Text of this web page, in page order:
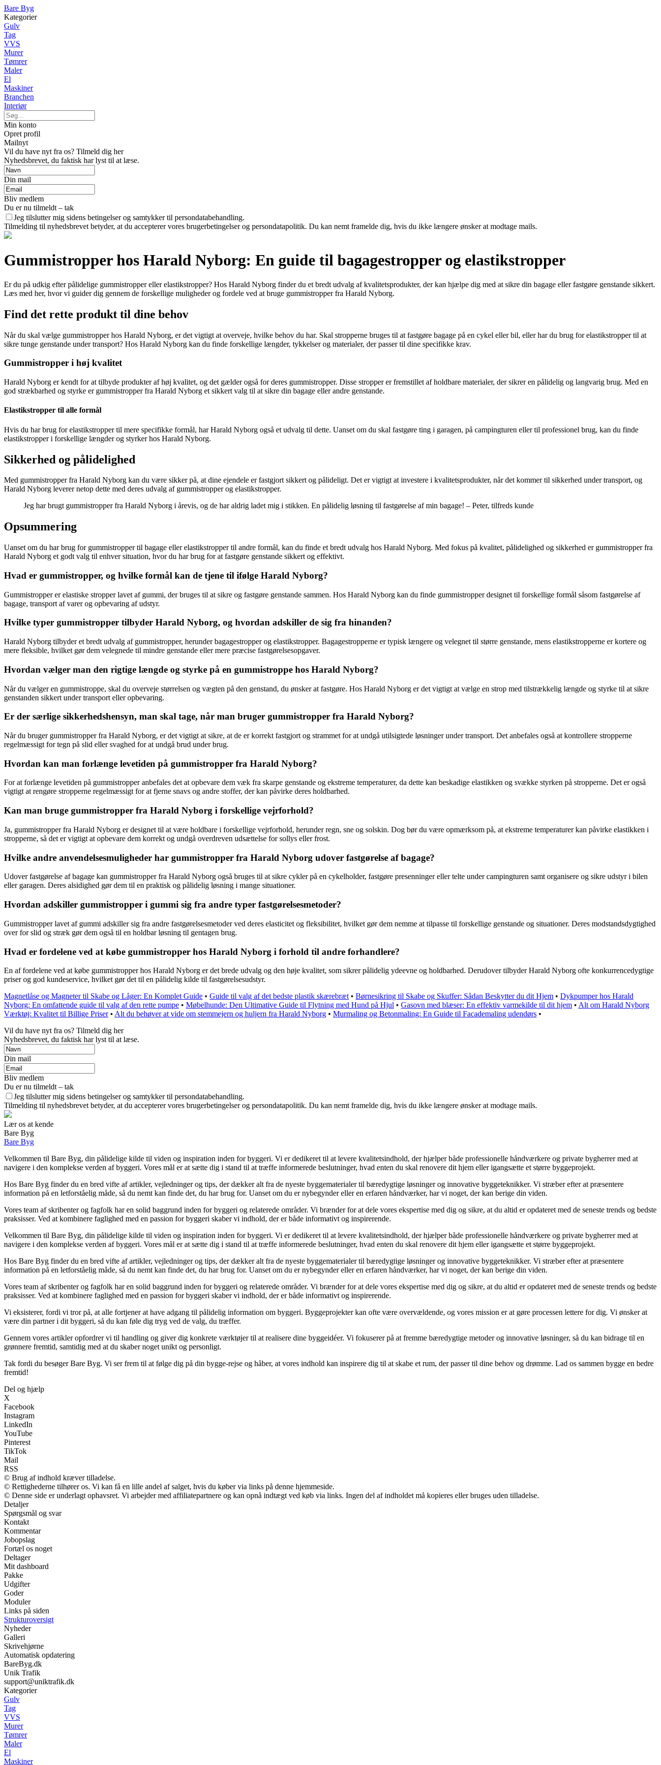
Bare Byg
Kategorier
Gulv
Tag
VVS
Murer
Tømrer
Maler
El
Maskiner
Branchen
Interiør
Min konto
Opret profil
Mailnyt
Vil du have nyt fra os? Tilmeld dig her
Nyhedsbrevet, du faktisk har lyst til at læse.
Din mail
Bliv medlem
Du er nu tilmeldt – tak
Jeg tilslutter mig sidens betingelser og samtykker til persondatabehandling.
Tilmelding til nyhedsbrevet betyder, at du accepterer vores brugerbetingelser og persondatapolitik. Du kan nemt framelde dig, hvis du ikke længere ønsker at modtage mails.
Gummistropper hos Harald Nyborg: En guide til bagagestropper og elastikstropper
Er du på udkig efter pålidelige gummistropper eller elastikstropper? Hos Harald Nyborg finder du et bredt udvalg af kvalitetsprodukter, der kan hjælpe dig med at sikre din bagage eller fastgøre genstande sikkert.
Læs med her, hvor vi guider dig gennem de forskellige muligheder og fordele ved at bruge gummistropper fra Harald Nyborg.
Find det rette produkt til dine behov
Når du skal vælge gummistropper hos Harald Nyborg, er det vigtigt at overveje, hvilke behov du har. Skal stropperne bruges til at fastgøre bagage på en cykel eller bil, eller har du brug for elastikstropper til at
sikre tunge genstande under transport? Hos Harald Nyborg kan du finde forskellige længder, tykkelser og materialer, der passer til dine specifikke krav.
Gummistropper i høj kvalitet
Harald Nyborg er kendt for at tilbyde produkter af høj kvalitet, og det gælder også for deres gummistropper. Disse stropper er fremstillet af holdbare materialer, der sikrer en pålidelig og langvarig brug. Med en
god strækbarhed og styrke er gummistropper fra Harald Nyborg et sikkert valg til at sikre din bagage eller andre genstande.
Elastikstropper til alle formål
Hvis du har brug for elastikstropper til mere specifikke formål, har Harald Nyborg også et udvalg til dette. Uanset om du skal fastgøre ting i garagen, på campingturen eller til professionel brug, kan du finde
elastikstropper i forskellige længder og styrker hos Harald Nyborg.
Sikkerhed og pålidelighed
Med gummistropper fra Harald Nyborg kan du være sikker på, at dine ejendele er fastgjort sikkert og pålideligt. Det er vigtigt at investere i kvalitetsprodukter, når det kommer til sikkerhed under transport, og
Harald Nyborg leverer netop dette med deres udvalg af gummistropper og elastikstropper.
Jeg har brugt gummistropper fra Harald Nyborg i årevis, og de har aldrig ladet mig i stikken. En pålidelig løsning til fastgørelse af min bagage! – Peter, tilfreds kunde
Opsummering
Uanset om du har brug for gummistropper til bagage eller elastikstropper til andre formål, kan du finde et bredt udvalg hos Harald Nyborg. Med fokus på kvalitet, pålidelighed og sikkerhed er gummistropper fra
Harald Nyborg et godt valg til enhver situation, hvor du har brug for at fastgøre genstande sikkert og effektivt.
Hvad er gummistropper, og hvilke formål kan de tjene til ifølge Harald Nyborg?
Gummistropper er elastiske stropper lavet af gummi, der bruges til at sikre og fastgøre genstande sammen. Hos Harald Nyborg kan du finde gummistropper designet til forskellige formål såsom fastgørelse af
bagage, transport af varer og opbevaring af udstyr.
Hvilke typer gummistropper tilbyder Harald Nyborg, og hvordan adskiller de sig fra hinanden?
Harald Nyborg tilbyder et bredt udvalg af gummistropper, herunder bagagestropper og elastikstropper. Bagagestropperne er typisk længere og velegnet til større genstande, mens elastikstropperne er kortere og
mere fleksible, hvilket gør dem velegnede til mindre genstande eller mere præcise fastgørelsesopgaver.
Hvordan vælger man den rigtige længde og styrke på en gummistroppe hos Harald Nyborg?
Når du vælger en gummistroppe, skal du overveje størrelsen og vægten på den genstand, du ønsker at fastgøre. Hos Harald Nyborg er det vigtigt at vælge en strop med tilstrækkelig længde og styrke til at sikre
genstanden sikkert under transport eller opbevaring.
Er der særlige sikkerhedshensyn, man skal tage, når man bruger gummistropper fra Harald Nyborg?
Når du bruger gummistropper fra Harald Nyborg, er det vigtigt at sikre, at de er korrekt fastgjort og strammet for at undgå utilsigtede løsninger under transport. Det anbefales også at kontrollere stropperne
regelmæssigt for tegn på slid eller svaghed for at undgå brud under brug.
Hvordan kan man forlænge levetiden på gummistropper fra Harald Nyborg?
For at forlænge levetiden på gummistropper anbefales det at opbevare dem væk fra skarpe genstande og ekstreme temperaturer, da dette kan beskadige elastikken og svække styrken på stropperne. Det er også
vigtigt at rengøre stropperne regelmæssigt for at fjerne snavs og andre stoffer, der kan påvirke deres holdbarhed.
Kan man bruge gummistropper fra Harald Nyborg i forskellige vejrforhold?
Ja, gummistropper fra Harald Nyborg er designet til at være holdbare i forskellige vejrforhold, herunder regn, sne og solskin. Dog bør du være opmærksom på, at ekstreme temperaturer kan påvirke elastikken i
stropperne, så det er vigtigt at opbevare dem korrekt og undgå overdreven udsættelse for sollys eller frost.
Hvilke andre anvendelsesmuligheder har gummistropper fra Harald Nyborg udover fastgørelse af bagage?
Udover fastgørelse af bagage kan gummistropper fra Harald Nyborg også bruges til at sikre cykler på en cykelholder, fastgøre presenninger eller telte under campingturen samt organisere og sikre udstyr i bilen
eller garagen. Deres alsidighed gør dem til en praktisk og pålidelig løsning i mange situationer.
Hvordan adskiller gummistropper i gummi sig fra andre typer fastgørelsesmetoder?
Gummistropper lavet af gummi adskiller sig fra andre fastgørelsesmetoder ved deres elasticitet og fleksibilitet, hvilket gør dem nemme at tilpasse til forskellige genstande og situationer. Deres modstandsdygtighed
over for slid og stræk gør dem også til en holdbar løsning til gentagen brug.
Hvad er fordelene ved at købe gummistropper hos Harald Nyborg i forhold til andre forhandlere?
En af fordelene ved at købe gummistropper hos Harald Nyborg er det brede udvalg og den høje kvalitet, som sikrer pålidelig ydeevne og holdbarhed. Derudover tilbyder Harald Nyborg ofte konkurrencedygtige
priser og god kundeservice, hvilket gør det til en pålidelig kilde til fastgørelsesudstyr.
Magnetlåse og Magneter til Skabe og Låger: En Komplet Guide • Guide til valg af det bedste plastik skærebræt • Børnesikring til Skabe og Skuffer: Sådan Beskytter du dit Hjem • Dykpumper hos Harald
Nyborg: En omfattende guide til valg af den rette pumpe • Møbelhunde: Den Ultimative Guide til Flytning med Hund på Hjul • Gasovn med blæser: En effektiv varmekilde til dit hjem • Alt om Harald Nyborg
Værktøj: Kvalitet til Billige Priser• Alt du behøver at vide om stemmejern og huljern fra Harald Nyborg • Murmaling og Betonmaling: En Guide til Facademaling udendørs •
Vil du have nyt fra os? Tilmeld dig her
Nyhedsbrevet, du faktisk har lyst til at læse.
Din mail
Bliv medlem
Du er nu tilmeldt – tak
Jeg tilslutter mig sidens betingelser og samtykker til persondatabehandling.
Tilmelding til nyhedsbrevet betyder, at du accepterer vores brugerbetingelser og persondatapolitik. Du kan nemt framelde dig, hvis du ikke længere ønsker at modtage mails.
Lær os at kende
Bare Byg
Bare Byg
Velkommen til Bare Byg, din pålidelige kilde til viden og inspiration inden for byggeri. Vi er dedikeret til at levere kvalitetsindhold, der hjælper både professionelle håndværkere og private bygherrer med at
navigere i den komplekse verden af byggeri. Vores mål er at sætte dig i stand til at træffe informerede beslutninger, hvad enten du skal renovere dit hjem eller igangsætte et større byggeprojekt.
Hos Bare Byg finder du en bred vifte af artikler, vejledninger og tips, der dækker alt fra de nyeste byggematerialer til bæredygtige løsninger og innovative byggeteknikker. Vi stræber efter at præsentere
information på en letforståelig måde, så du nemt kan finde det, du har brug for. Uanset om du er nybegynder eller en erfaren håndværker, har vi noget, der kan berige din viden.
Vores team af skribenter og fagfolk har en solid baggrund inden for byggeri og relaterede områder. Vi brænder for at dele vores ekspertise med dig og sikre, at du altid er opdateret med de seneste trends og bedste
praksisser. Ved at kombinere faglighed med en passion for byggeri skaber vi indhold, der er både informativt og inspirerende.
Velkommen til Bare Byg, din pålidelige kilde til viden og inspiration inden for byggeri. Vi er dedikeret til at levere kvalitetsindhold, der hjælper både professionelle håndværkere og private bygherrer med at
navigere i den komplekse verden af byggeri. Vores mål er at sætte dig i stand til at træffe informerede beslutninger, hvad enten du skal renovere dit hjem eller igangsætte et større byggeprojekt.
Hos Bare Byg finder du en bred vifte af artikler, vejledninger og tips, der dækker alt fra de nyeste byggematerialer til bæredygtige løsninger og innovative byggeteknikker. Vi stræber efter at præsentere
information på en letforståelig måde, så du nemt kan finde det, du har brug for. Uanset om du er nybegynder eller en erfaren håndværker, har vi noget, der kan berige din viden.
Vores team af skribenter og fagfolk har en solid baggrund inden for byggeri og relaterede områder. Vi brænder for at dele vores ekspertise med dig og sikre, at du altid er opdateret med de seneste trends og bedste
praksisser. Ved at kombinere faglighed med en passion for byggeri skaber vi indhold, der er både informativt og inspirerende.
Vi eksisterer, fordi vi tror på, at alle fortjener at have adgang til pålidelig information om byggeri. Byggeprojekter kan ofte være overvældende, og vores mission er at gøre processen lettere for dig. Vi ønsker at
være din partner i dit byggeri, så du kan føle dig tryg ved de valg, du træffer.
Gennem vores artikler opfordrer vi til handling og giver dig konkrete værktøjer til at realisere dine byggeidéer. Vi fokuserer på at fremme bæredygtige metoder og innovative løsninger, så du kan bidrage til en
grønnere fremtid, samtidig med at du skaber noget unikt og personligt.
Tak fordi du besøger Bare Byg. Vi ser frem til at følge dig på din bygge-rejse og håber, at vores indhold kan inspirere dig til at skabe et rum, der passer til dine behov og drømme. Lad os sammen bygge en bedre
fremtid!
Del og hjælp
X
Facebook
Instagram
LinkedIn
YouTube
Pinterest
TikTok
Mail
RSS
© Brug af indhold kræver tilladelse.
© Rettighederne tilhører os. Vi kan få en lille andel af salget, hvis du køber via links på denne hjemmeside.
© Denne side er underlagt ophavsret. Vi arbejder med affiliatepartnere og kan opnå indtægt ved køb via links. Ingen del af indholdet må kopieres eller bruges uden tilladelse.
Detaljer
Spørgsmål og svar
Kontakt
Kommentar
Jobopslag
Fortæl os noget
Deltager
Mit dashboard
Pakke
Udgifter
Goder
Moduler
Links på siden
Strukturoversigt
Nyheder
Galleri
Skrivehjørne
Automatisk opdatering
BareByg.dk
Unik Trafik
support@uniktrafik.dk
Kategorier
Gulv
Tag
VVS
Murer
Tømrer
Maler
El
Maskiner